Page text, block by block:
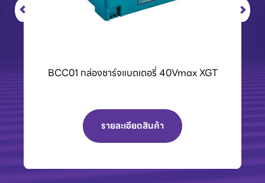
BCC01 กล่องชาร์จแบตเตอรี่ 40Vmax XGT
รายละเอียดสินค้า